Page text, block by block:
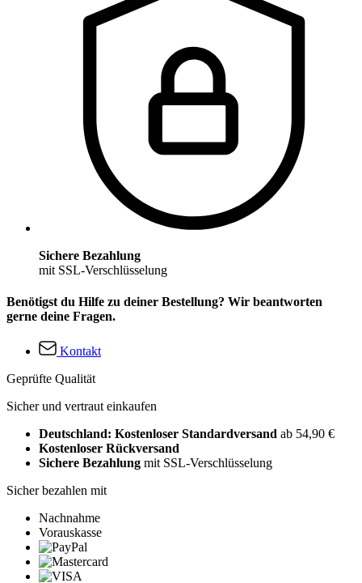
Sichere Bezahlung
mit SSL-Verschlüsselung
Benötigst du Hilfe zu deiner Bestellung? Wir beantworten
gerne deine Fragen.
Kontakt
Geprüfte Qualität
Sicher und vertraut einkaufen
Deutschland: Kostenloser Standardversand ab 54,90 €
Kostenloser Rückversand
Sichere Bezahlung mit SSL-Verschlüsselung
Sicher bezahlen mit
Nachnahme
Vorauskasse